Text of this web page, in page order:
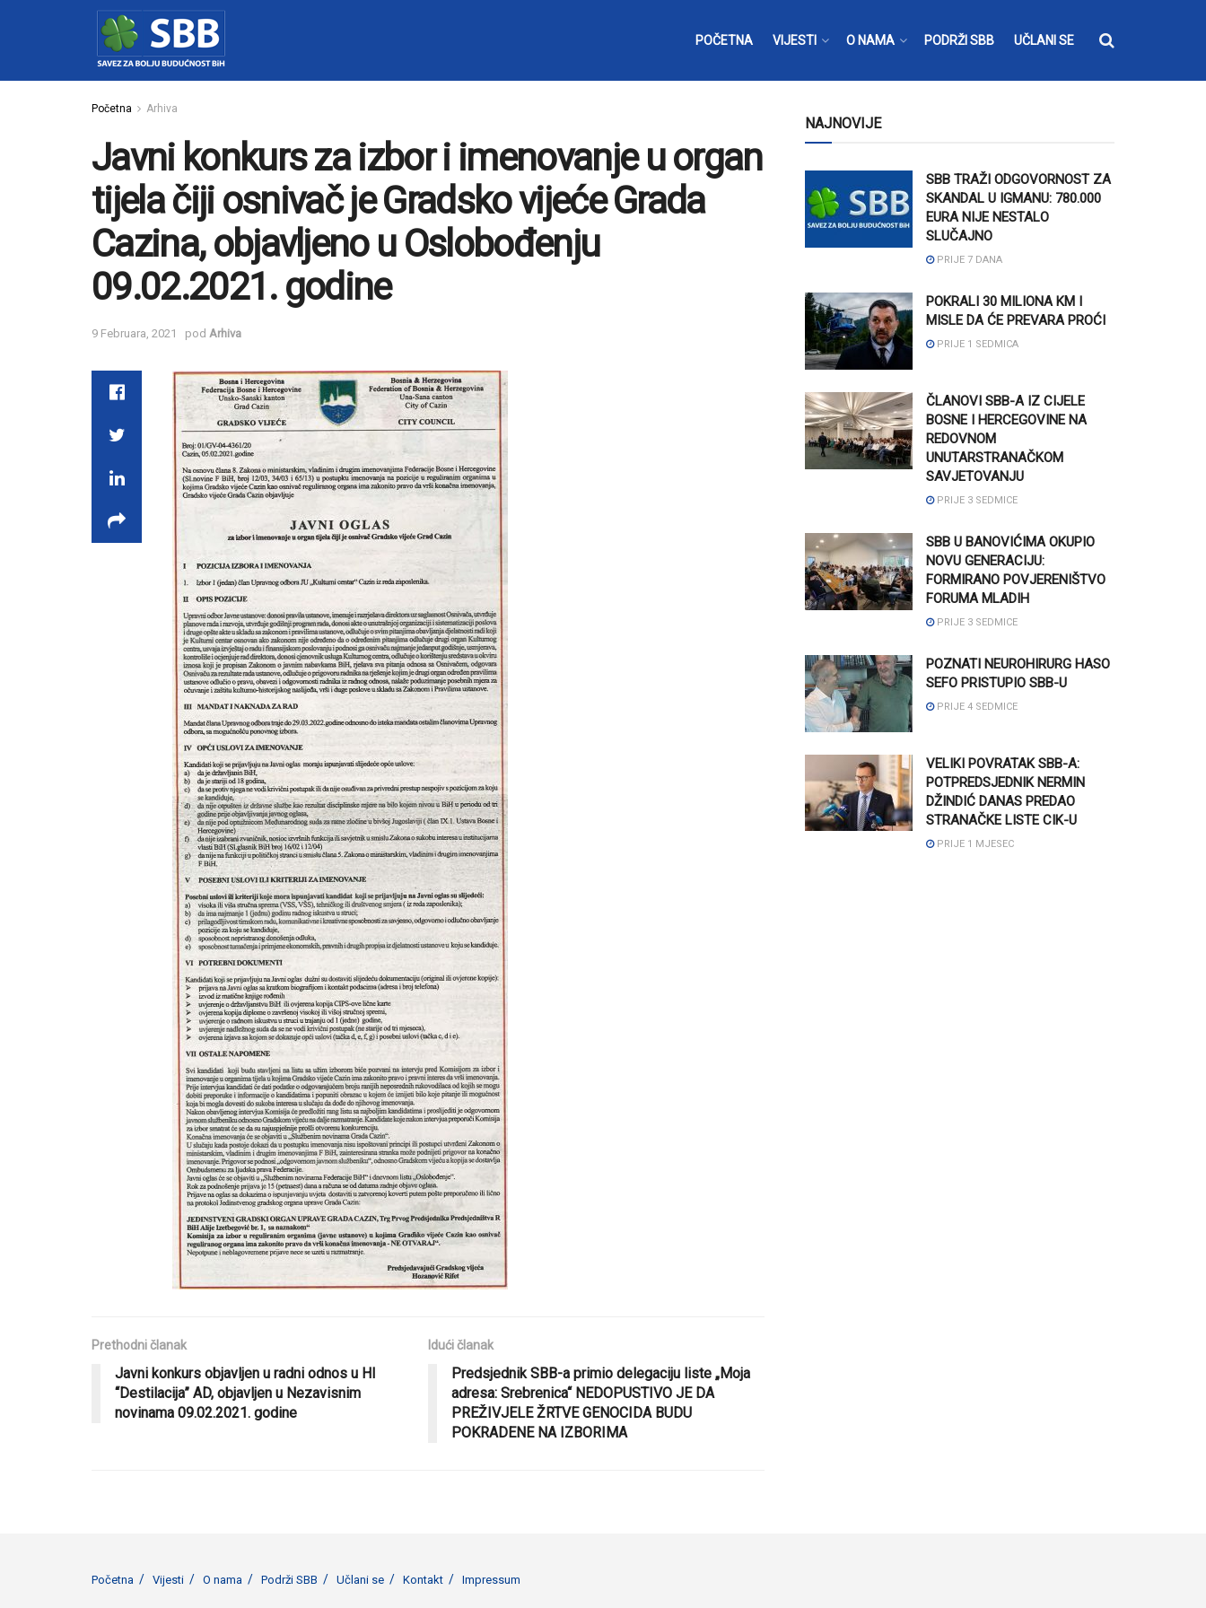
POČETNA VIJESTI O NAMA PODRŽI SBB UČLANI SE
Početna Arhiva
Javni konkurs za izbor i imenovanje u organ
tijela čiji osnivač je Gradsko vijeće Grada
Cazina, objavljeno u Oslobođenju
09.02.2021. godine
9 Februara, 2021 pod Arhiva
Prethodni članak
Javni konkurs objavljen u radni odnos u HI
“Destilacija” AD, objavljen u Nezavisnim
novinama 09.02.2021. godine
Idući članak
Predsjednik SBB-a primio delegaciju liste „Moja
adresa: Srebrenica“ NEDOPUSTIVO JE DA
PREŽIVJELE ŽRTVE GENOCIDA BUDU
POKRADENE NA IZBORIMA
NAJNOVIJE
SBB TRAŽI ODGOVORNOST ZA
SKANDAL U IGMANU: 780.000
EURA NIJE NESTALO
SLUČAJNO
PRIJE 7 DANA
POKRALI 30 MILIONA KM I
MISLE DA ĆE PREVARA PROĆI
PRIJE 1 SEDMICA
ČLANOVI SBB-A IZ CIJELE
BOSNE I HERCEGOVINE NA
REDOVNOM
UNUTARSTRANAČKOM
SAVJETOVANJU
PRIJE 3 SEDMICE
SBB U BANOVIĆIMA OKUPIO
NOVU GENERACIJU:
FORMIRANO POVJERENIŠTVO
FORUMA MLADIH
PRIJE 3 SEDMICE
POZNATI NEUROHIRURG HASO
SEFO PRISTUPIO SBB-U
PRIJE 4 SEDMICE
VELIKI POVRATAK SBB-A:
POTPREDSJEDNIK NERMIN
DŽINDIĆ DANAS PREDAO
STRANAČKE LISTE CIK-U
PRIJE 1 MJESEC
Početna Vijesti O nama Podrži SBB Učlani se Kontakt Impressum